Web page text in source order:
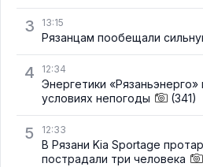
3 13:15
Рязанцам пообещали
4 12:34
Энергетики
условиях непогоды
(341)
5 12:33
В Рязани Kia Sportage
пострадали три человека